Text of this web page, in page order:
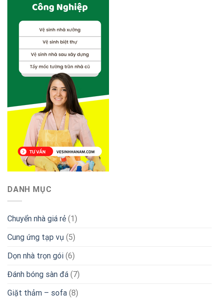
DANH MỤC
Chuyển nhà giá rẻ (1)
Cung ứng tạp vụ (5)
Dọn nhà trọn gói (6)
Đánh bóng sàn đá (7)
Giặt thảm – sofa (8)